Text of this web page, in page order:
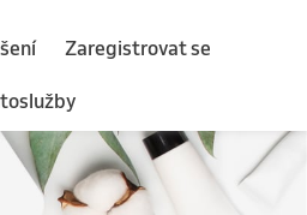
Zaregistrovat se